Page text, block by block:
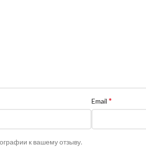
Email *
к вашему отзыву.